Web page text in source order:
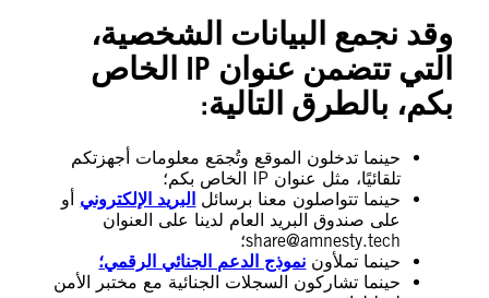
وقد نجمع البيانات الشخصية،
التي تتضمن عنوان IP الخاص
بكم، بالطرق التالية:
حينما تدخلون الموقع وتُجمَع معلومات أجهزتكم
تلقائيًا، مثل عنوان IP الخاص بكم؛
حينما تتواصلون معنا برسائل البريد الإلكتروني أو
على صندوق البريد العام لدينا على العنوان
share@amnesty.tech؛
حينما تملأون نموذج الدعم الجنائي الرقمي؛
حينما تشاركون السجلات الجنائية مع مختبر الأمن